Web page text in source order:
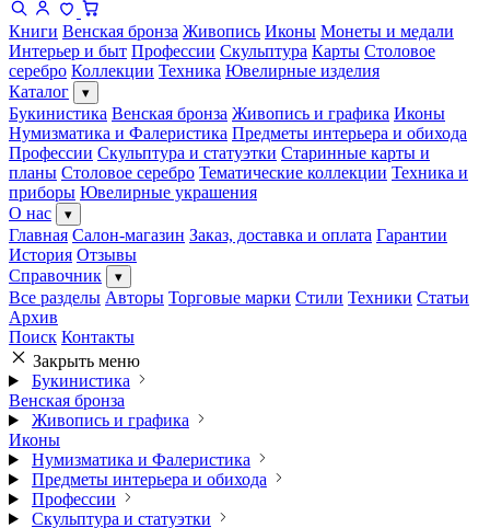
Книги Венская бронза Живопись Иконы Монеты и медали
Интерьер и быт Профессии Скульптура Карты Столовое
серебро Коллекции Техника Ювелирные изделия
Каталог
▾
Букинистика Венская бронза Живопись и графика Иконы
Нумизматика и Фалеристика Предметы интерьера и обихода
Профессии Скульптура и статуэтки Старинные карты и
планы Столовое серебро Тематические коллекции Техника и
приборы Ювелирные украшения
О нас
▾
Главная Салон-магазин Заказ, доставка и оплата Гарантии
История Отзывы
Справочник
▾
Все разделы Авторы Торговые марки Стили Техники Статьи
Архив
Поиск Контакты
Закрыть меню
Букинистика
Венская бронза
Живопись и графика
Иконы
Нумизматика и Фалеристика
Предметы интерьера и обихода
Профессии
Скульптура и статуэтки